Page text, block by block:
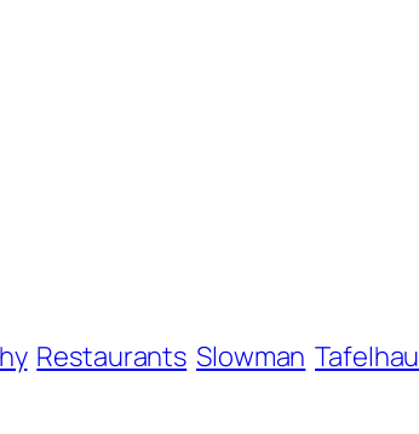
Restaurants Slowman